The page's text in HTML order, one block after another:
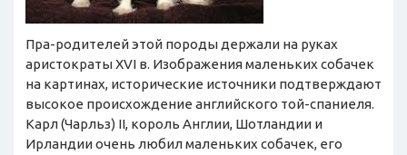
Пра-родителей этой породы держали на руках
аристократы XVI в. Изображения маленьких собачек
на картинах, исторические источники подтверждают
высокое происхождение английского той-спаниеля.
Карл (Чарльз) II, король Англии, Шотландии и
Ирландии очень любил маленьких собачек, его